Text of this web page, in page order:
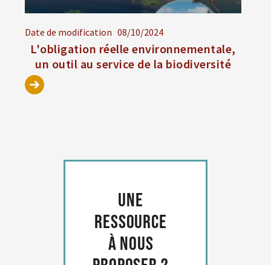
Date de modification 08/10/2024
L'obligation réelle environnementale,
un outil au service de la biodiversité
Une
ressource
à nous